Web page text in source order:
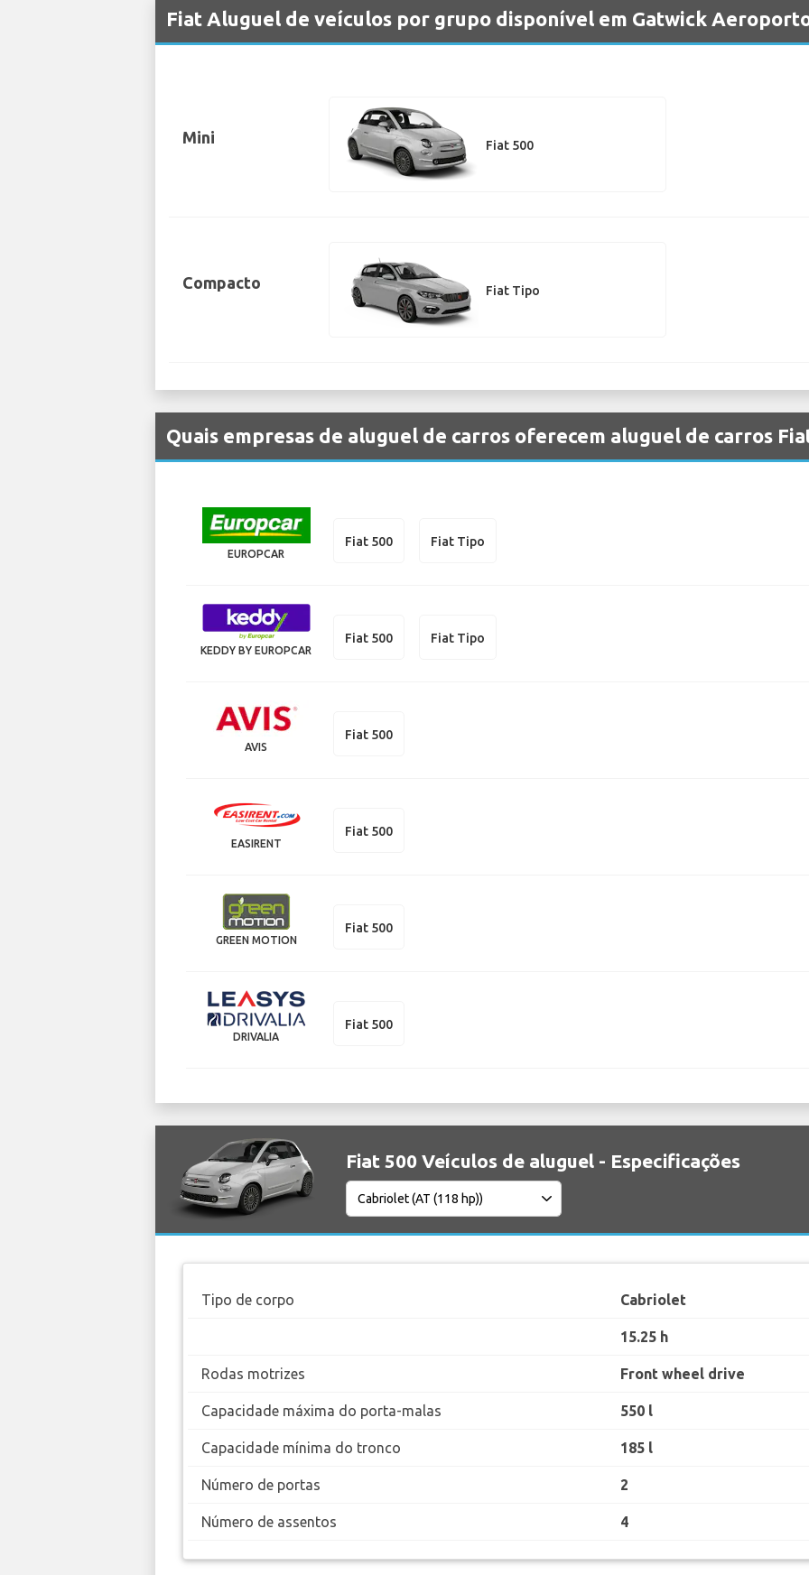
Fiat Aluguel de veículos por grupo disponível em Gatwick
Mini Fiat 500
Compacto Fiat Tipo
Quais empresas de aluguel de carros oferecem aluguel de carros
EUROPCAR
Fiat 500 Fiat Tipo
KEDDY BY EUROPCAR
Fiat 500 Fiat Tipo
AVIS
Fiat 500
EASIRENT
Fiat 500
GREEN MOTION
Fiat 500
DRIVALIA
Fiat 500
Fiat 500 Veículos de aluguel - Especificações
Tipo de corpo Cabriolet
15.25 h
Rodas motrizes Front wheel drive
Capacidade máxima do porta-malas 550 l
Capacidade mínima do tronco 185 l
Número de portas 2
Número de assentos 4